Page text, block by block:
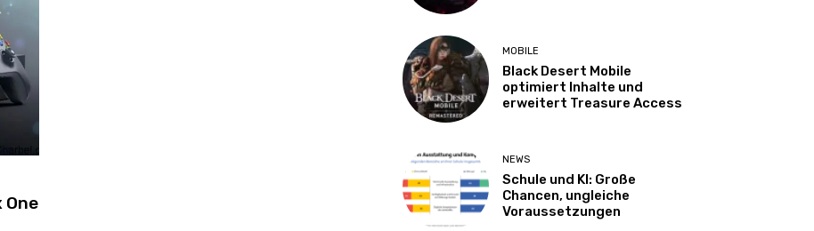
One
MOBILE
Black Desert Mobile
optimiert Inhalte und
erweitert Treasure Access
NEWS
Schule und KI: Große
Chancen, ungleiche
Voraussetzungen